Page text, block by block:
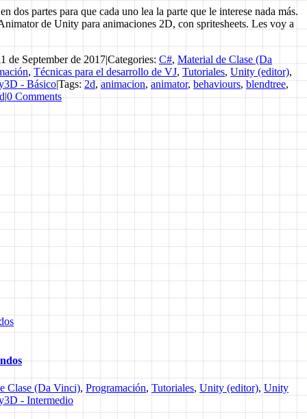
dos partes para que cada uno lea la parte que le interese nada más.
de Unity para animaciones 2D, con spritesheets. Les voy a
de September de 2017|Categories: C#, Material de Clase (Da
, Técnicas para el desarrollo de VJ, Tutoriales, Unity (editor),
- Básico|Tags: 2d, animacion, animator, behaviours, blendtree,
|0 Comments
Clase (Da Vinci), Programación, Tutoriales, Unity (editor), Unity
- Intermedio